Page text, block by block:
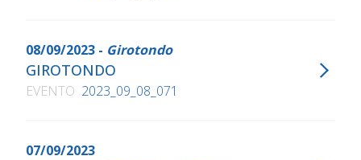
08/09/2023 - Girotondo
GIROTONDO
EVENTO 2023_09_08_071
07/09/2023